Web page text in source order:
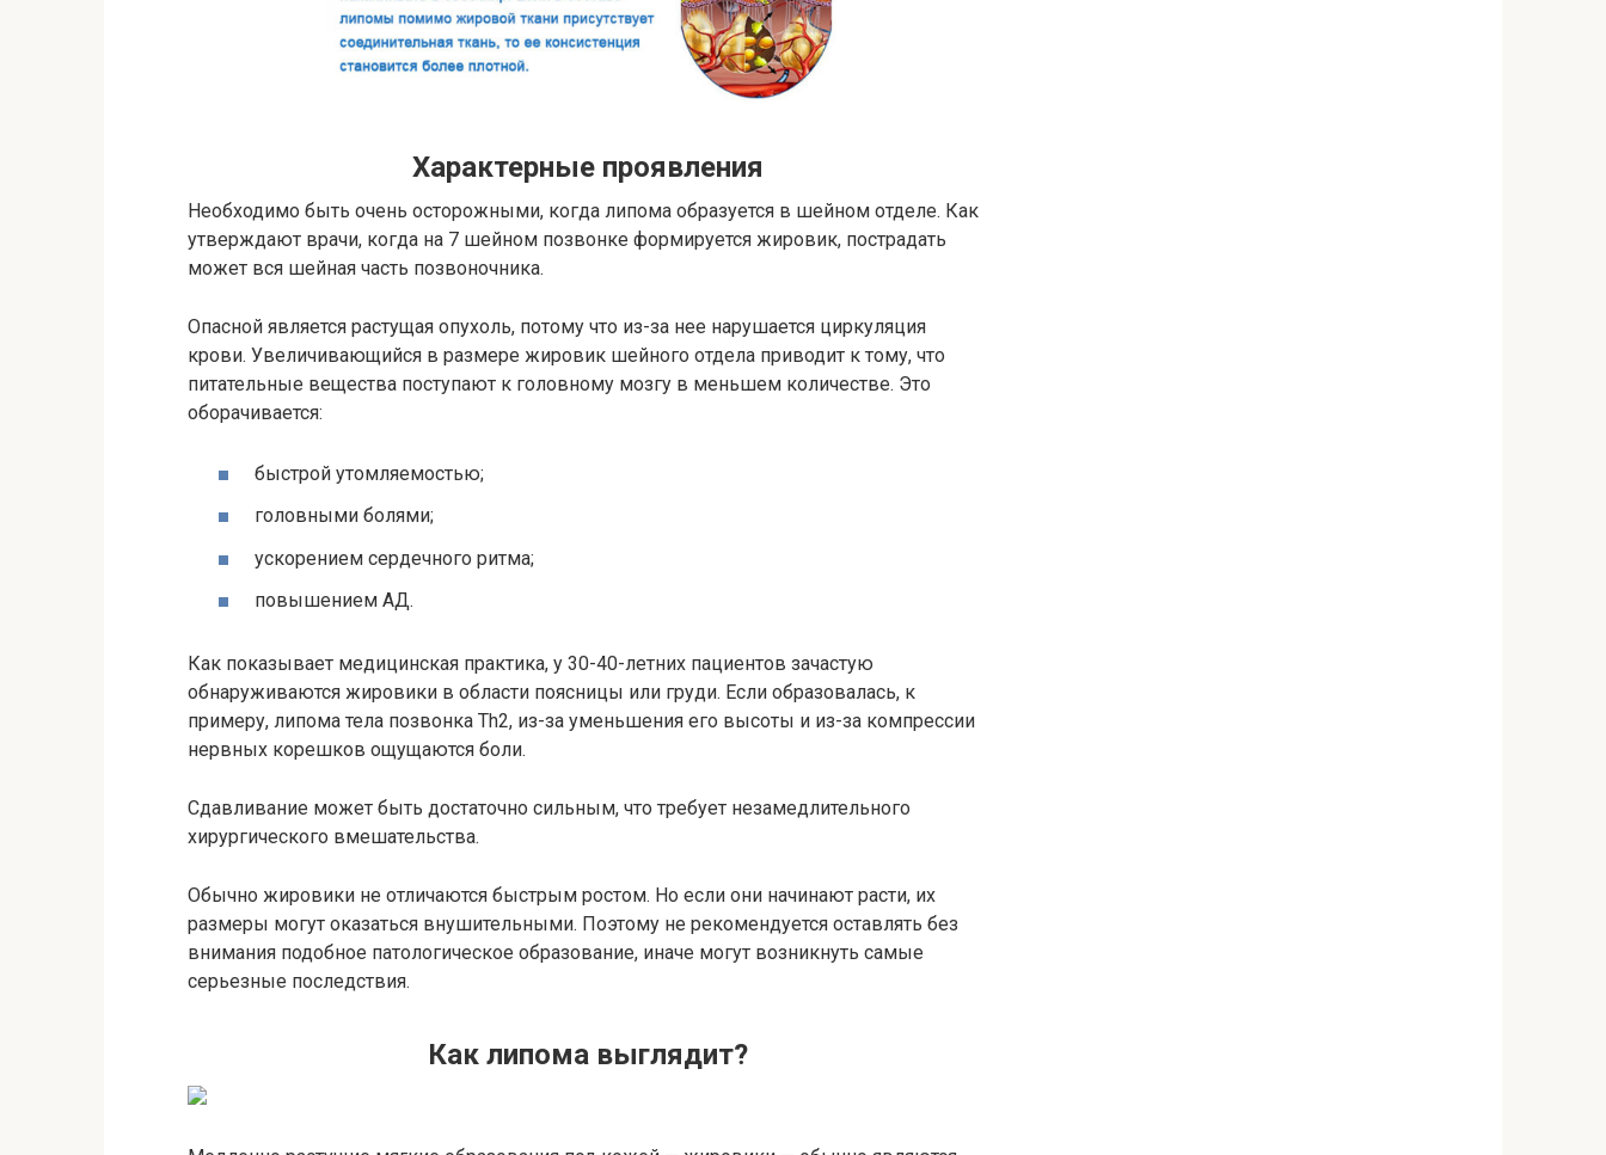
Характерные проявления
Необходимо быть очень осторожными, когда липома образуется в шейном отделе. Как
утверждают врачи, когда на 7 шейном позвонке формируется жировик, пострадать
может вся шейная часть позвоночника.
Опасной является растущая опухоль, потому что из-за нее нарушается циркуляция
крови. Увеличивающийся в размере жировик шейного отдела приводит к тому, что
питательные вещества поступают к головному мозгу в меньшем количестве. Это
оборачивается:
быстрой утомляемостью;
головными болями;
ускорением сердечного ритма;
повышением АД.
Как показывает медицинская практика, у 30-40-летних пациентов зачастую
обнаруживаются жировики в области поясницы или груди. Если образовалась, к
примеру, липома тела позвонка Th2, из-за уменьшения его высоты и из-за компрессии
нервных корешков ощущаются боли.
Сдавливание может быть достаточно сильным, что требует незамедлительного
хирургического вмешательства.
Обычно жировики не отличаются быстрым ростом. Но если они начинают расти, их
размеры могут оказаться внушительными. Поэтому не рекомендуется оставлять без
внимания подобное патологическое образование, иначе могут возникнуть самые
серьезные последствия.
Как липома выглядит?